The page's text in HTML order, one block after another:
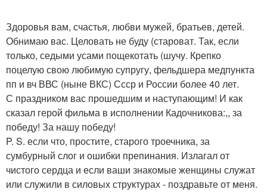
Здоровья вам, счастья, любви мужей, братьев, детей.
Обнимаю вас. Целовать не буду (староват. Так, если
только, седыми усами пощекотать (шучу. Крепко
поцелую свою любимую супругу, фельдшера медпункта
пп и вч ВВС (ныне ВКС) Ссср и России более 40 лет.
С праздником вас прошедшим и наступающим! И как
сказал герой фильма в исполнении Кадочникова:,, за
победу! За нашу победу!
P. S. если что, простите, старого троечника, за
сумбурный слог и ошибки препинания. Излагал от
чистого сердца и если ваши знакомые женщины служат
или служили в силовых структурах - поздравьте от меня.